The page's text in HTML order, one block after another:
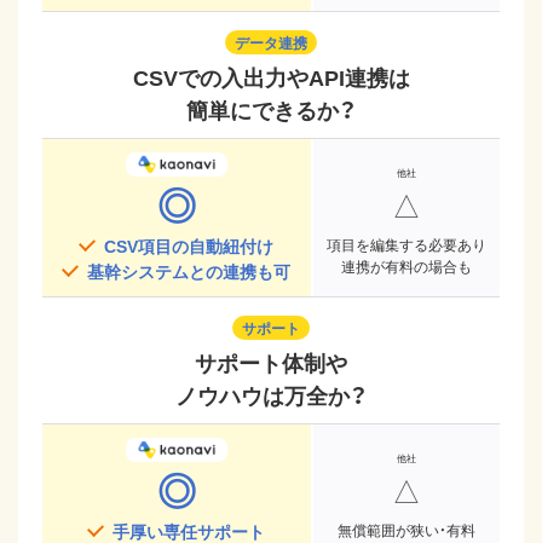
データ連携
CSVでの入出力やAPI連携は
簡単にできるか？
◎
CSV項目の自動紐付け
基幹システムとの連携も可
△
項目を編集する必要あり
連携が有料の場合も
サポート
サポート体制や
ノウハウは万全か？
◎
手厚い専任サポート
△
無償範囲が狭い・有料